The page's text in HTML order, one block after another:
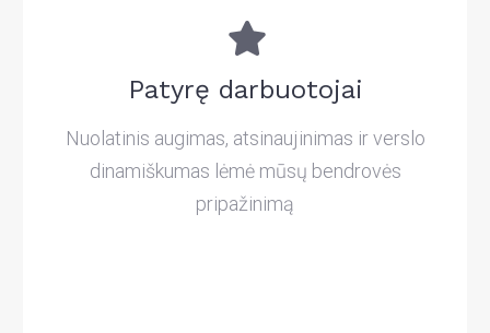
Patyrę darbuotojai
Nuolatinis augimas, atsinaujinimas ir verslo
dinamiškumas lėmė mūsų bendrovės
pripažinimą